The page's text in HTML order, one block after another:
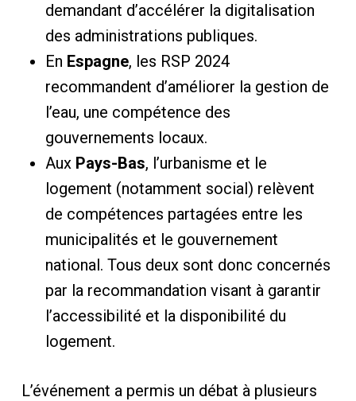
demandant d’accélérer la digitalisation
des administrations publiques.
En Espagne, les RSP 2024
recommandent d’améliorer la gestion de
l’eau, une compétence des
gouvernements locaux.
Aux Pays-Bas, l’urbanisme et le
logement (notamment social) relèvent
de compétences partagées entre les
municipalités et le gouvernement
national. Tous deux sont donc concernés
par la recommandation visant à garantir
l’accessibilité et la disponibilité du
logement.
L’événement a permis un débat à plusieurs